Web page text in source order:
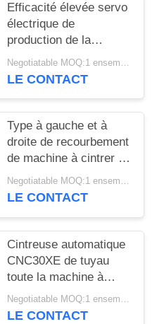
Efficacité élevée servo
électrique de
production de la
cintreuse CNC65RES
de tube de commande
Negotiatable MOQ:1 ensemble
LE CONTACT
Type à gauche et à
droite de recourbement
de machine à cintrer de
tube de grande
précision de la
Negotiatable MOQ:1 ensemble
LE CONTACT
Cintreuse automatique
CNC30XE de tuyau
toute la machine à
cintrer de tube du
moteur servo 3D
Negotiatable MOQ:1 ensemble
LE CONTACT